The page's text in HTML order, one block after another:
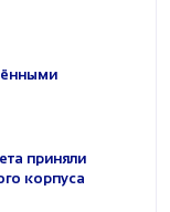
приняли
корпуса